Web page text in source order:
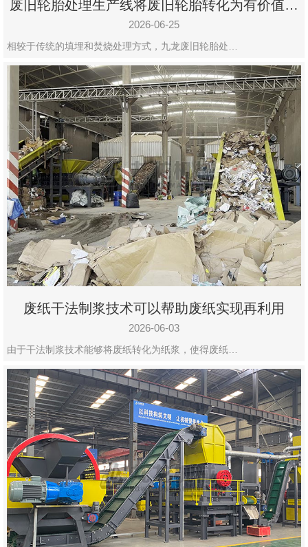
废旧轮胎处理生产线将废旧轮胎转化为有价值的
资源
2026-06-25
相较于传统的填埋和焚烧处理方式，九龙废旧轮胎处…
废纸干法制浆技术可以帮助废纸实现再利用
2026-06-03
由于干法制浆技术能够将废纸转化为纸浆，使得废纸…